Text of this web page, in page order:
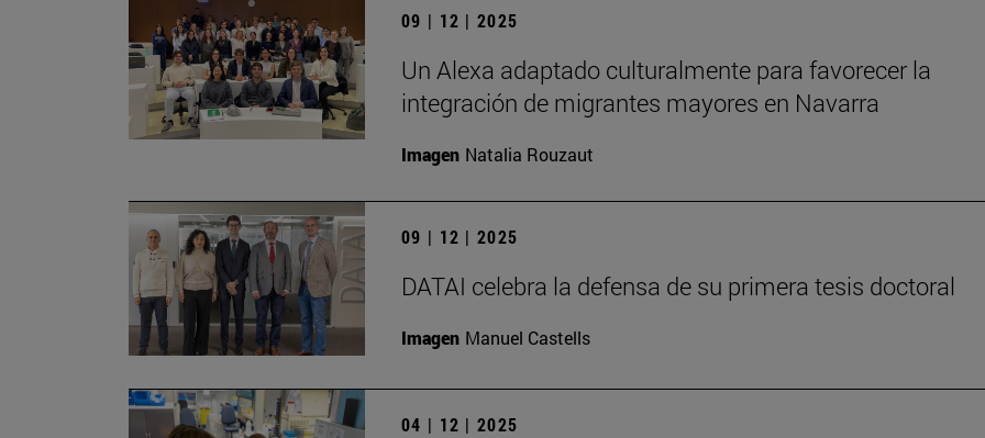
09 | 12 | 2025
Un Alexa adaptado culturalmente para favorecer la
integración de migrantes mayores en Navarra
Imagen Natalia Rouzaut
09 | 12 | 2025
DATAI celebra la defensa de su primera tesis doctoral
Imagen Manuel Castells
04 | 12 | 2025